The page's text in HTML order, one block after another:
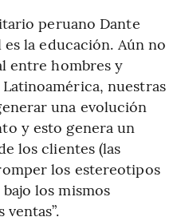
peruano Dante
la educación. Aún no
entre hombres y
nuestras
una evolución
y esto genera un
los clientes (las
los estereotipos
los mismos